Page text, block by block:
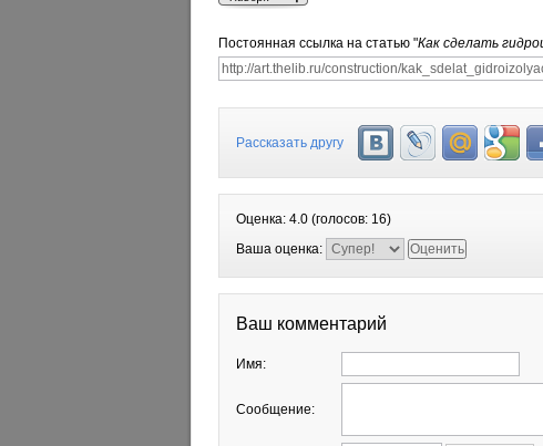
Постоянная ссылка на статью "Как сделать
Рассказать другу
Оценка: 4.0 (голосов: 16)
Ваша оценка:
Ваш комментарий
Имя:
Сообщение: